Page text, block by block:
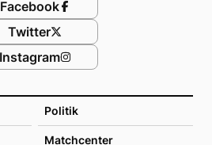
Politik
Matchcenter
Facebook
Twitter
Instagram